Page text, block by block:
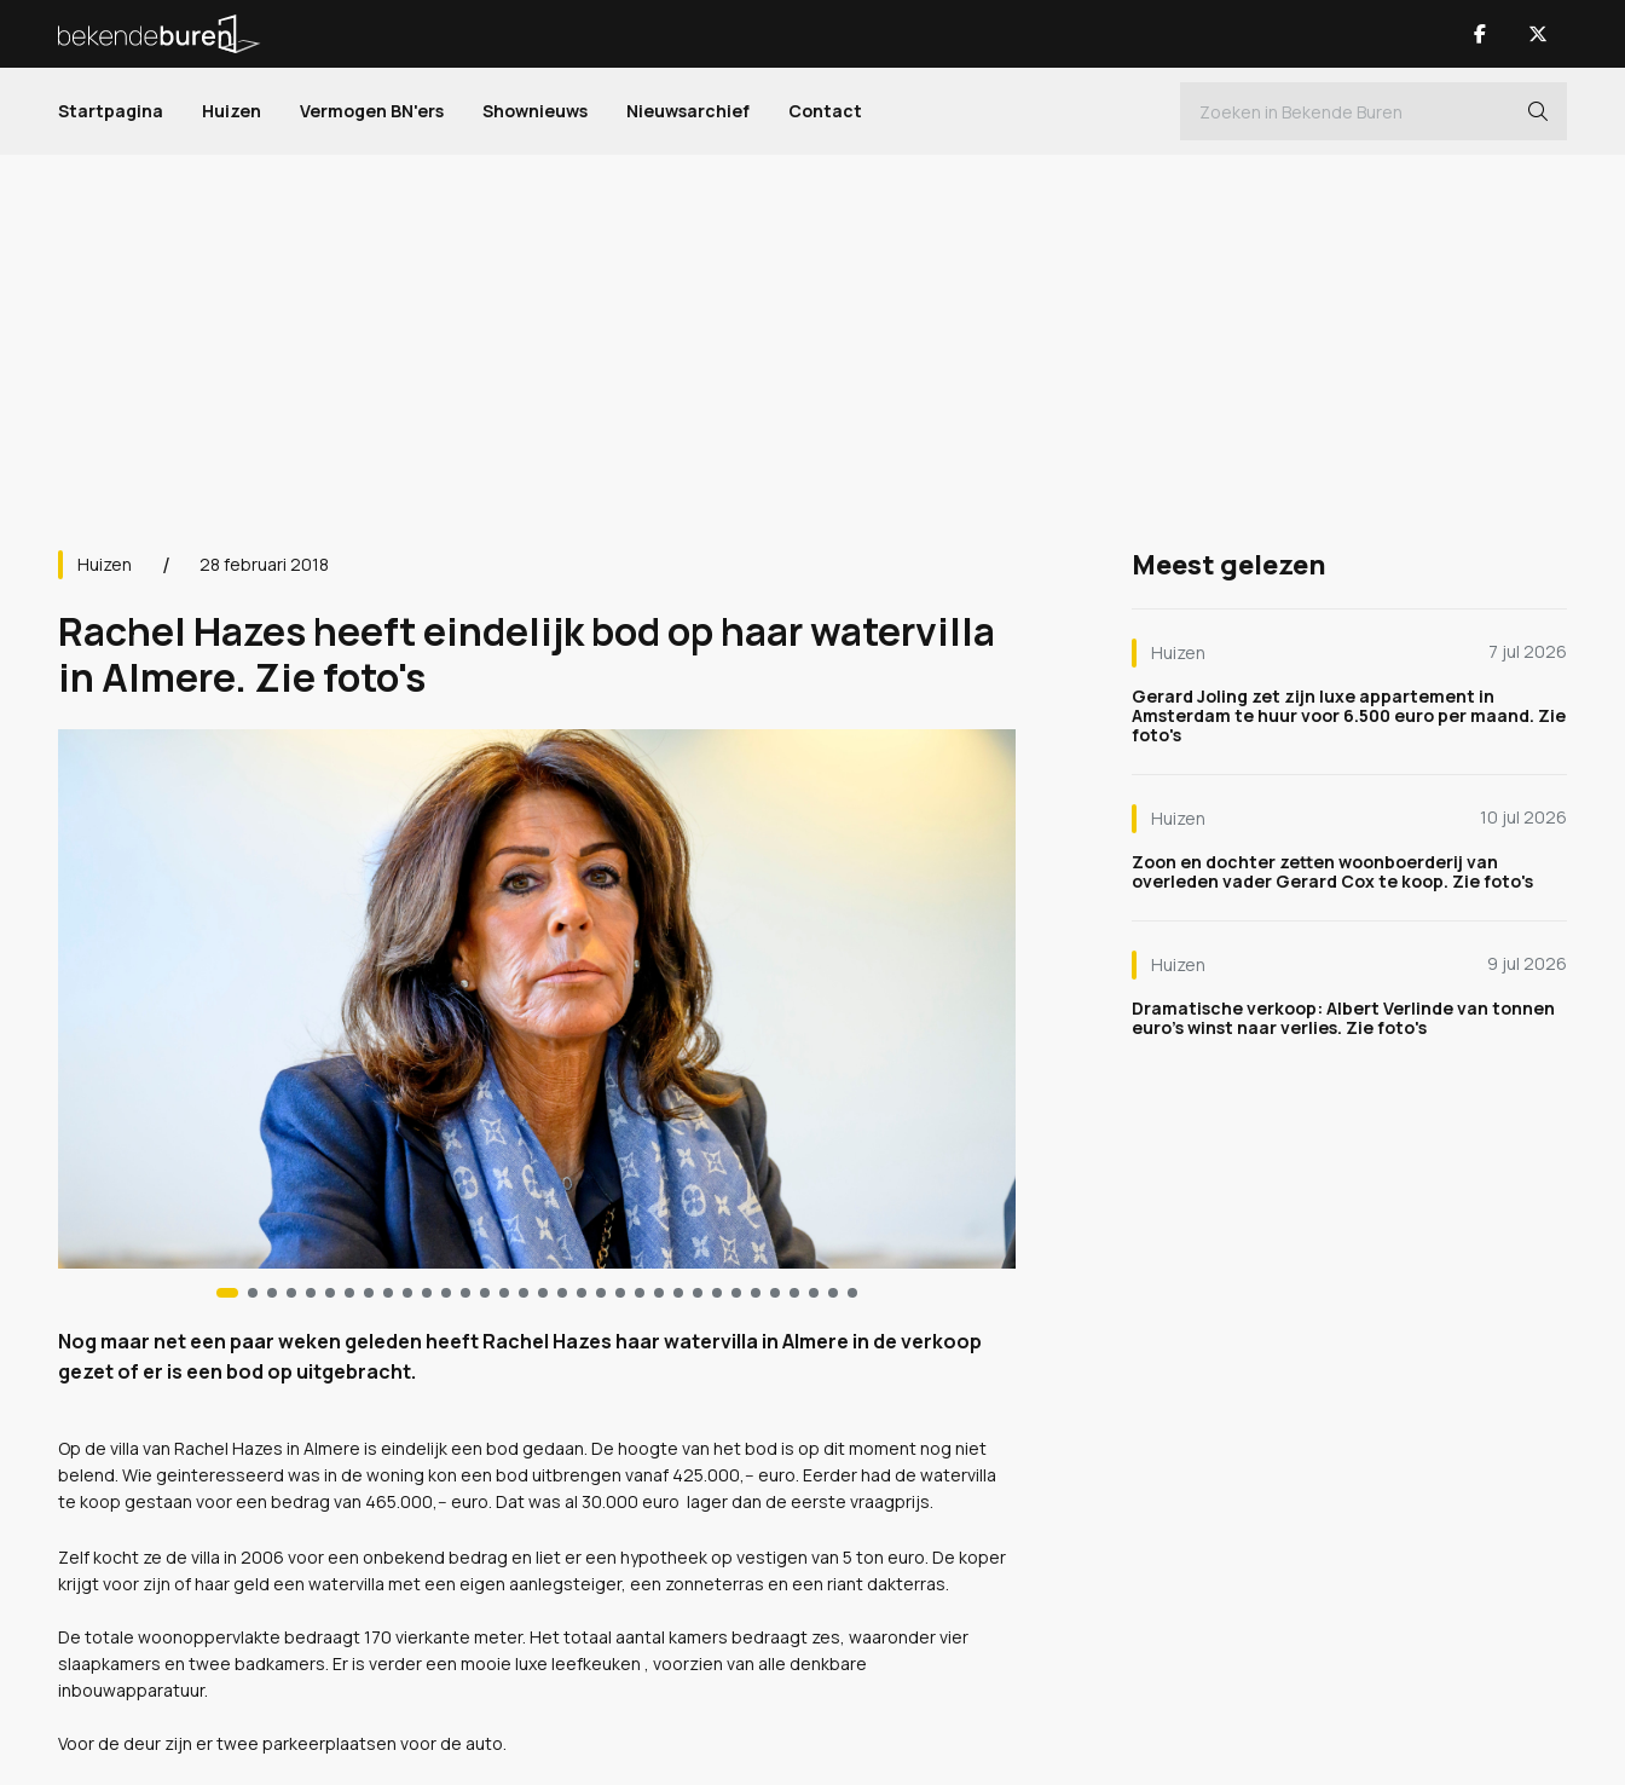
Startpagina Huizen Vermogen BN'ers Shownieuws Nieuwsarchief Contact
Huizen 28 februari 2018
Rachel Hazes heeft eindelijk bod op haar watervilla
in Almere. Zie foto's
Nog maar net een paar weken geleden heeft Rachel Hazes haar watervilla in Almere in de verkoop
gezet of er is een bod op uitgebracht.
Op de villa van Rachel Hazes in Almere is eindelijk een bod gedaan. De hoogte van het bod is op dit moment nog niet
belend. Wie geinteresseerd was in de woning kon een bod uitbrengen vanaf 425.000,-- euro. Eerder had de watervilla
te koop gestaan voor een bedrag van 465.000,-- euro. Dat was al 30.000 euro lager dan de eerste vraagprijs.
Zelf kocht ze de villa in 2006 voor een onbekend bedrag en liet er een hypotheek op vestigen van 5 ton euro. De koper
krijgt voor zijn of haar geld een watervilla met een eigen aanlegsteiger, een zonneterras en een riant dakterras.
De totale woonoppervlakte bedraagt 170 vierkante meter. Het totaal aantal kamers bedraagt zes, waaronder vier
slaapkamers en twee badkamers. Er is verder een mooie luxe leefkeuken , voorzien van alle denkbare
inbouwapparatuur.
Voor de deur zijn er twee parkeerplaatsen voor de auto.
Meest gelezen
Huizen
7 jul 2026
Gerard Joling zet zijn luxe appartement in
Amsterdam te huur voor 6.500 euro per maand. Zie
foto's
Huizen
10 jul 2026
Zoon en dochter zetten woonboerderij van
overleden vader Gerard Cox te koop. Zie foto's
Huizen
9 jul 2026
Dramatische verkoop: Albert Verlinde van tonnen
euro's winst naar verlies. Zie foto's